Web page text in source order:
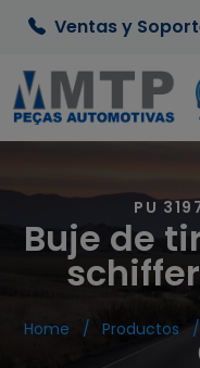
Ventas y
PU
Buje de
Home Productos